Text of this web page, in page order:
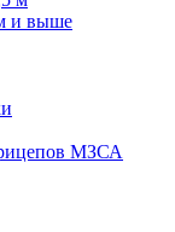
и выше
МЗСА